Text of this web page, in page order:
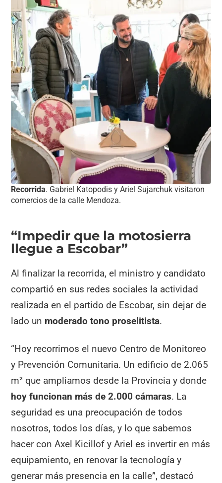
Recorrida. Gabriel Katopodis y Ariel Sujarchuk visitaron
comercios de la calle Mendoza.
“Impedir que la motosierra
llegue a Escobar”
Al finalizar la recorrida, el ministro y candidato
compartió en sus redes sociales la actividad
realizada en el partido de Escobar, sin dejar de
lado un moderado tono proselitista.
“Hoy recorrimos el nuevo Centro de Monitoreo
y Prevención Comunitaria. Un edificio de 2.065
m² que ampliamos desde la Provincia y donde
hoy funcionan más de 2.000 cámaras. La
seguridad es una preocupación de todos
nosotros, todos los días, y lo que sabemos
hacer con Axel Kicillof y Ariel es invertir en más
equipamiento, en renovar la tecnología y
generar más presencia en la calle”, destacó